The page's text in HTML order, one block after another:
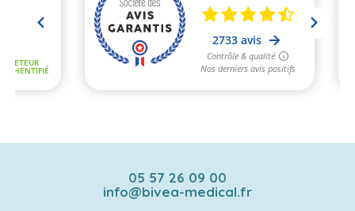
05 57 26 09 00
info@bivea-medical.fr